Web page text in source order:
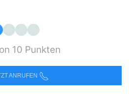
10 Punkten
ANRUFEN